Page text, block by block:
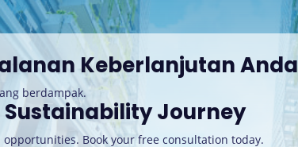
Keberlanjutan Anda
berdampak.
Journey
Book your free consultation today.